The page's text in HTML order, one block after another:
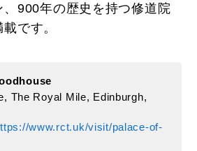
、900年の歴史を持つ修道院
です。
The Royal Mile, Edinburgh,
www.rct.uk/visit/palace-of-